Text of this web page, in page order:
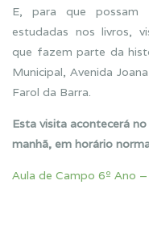
E, para que possam
estudadas nos livros,
que fazem parte da
Municipal, Avenida
Farol da Barra.
Esta visita acontecerá
manhã, em horário
Aula de Campo 6º Ano